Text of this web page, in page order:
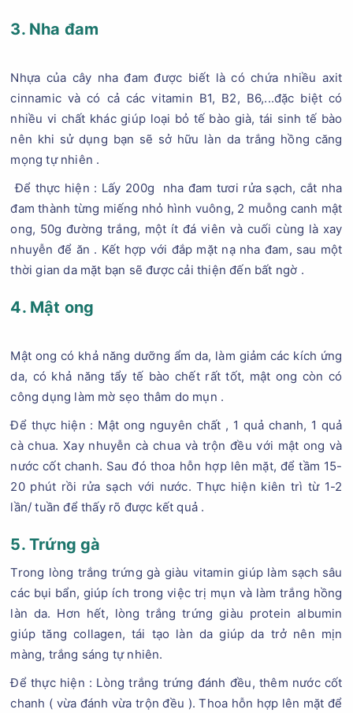
3. Nha đam
Nhựa của cây nha đam được biết là có chứa nhiều axit
cinnamic và có cả các vitamin B1, B2, B6,...đặc biệt có
nhiều vi chất khác giúp loại bỏ tế bào già, tái sinh tế bào
nên khi sử dụng bạn sẽ sở hữu làn da trắng hồng căng
mọng tự nhiên .
Để thực hiện : Lấy 200g nha đam tươi rửa sạch, cắt nha
đam thành từng miếng nhỏ hình vuông, 2 muỗng canh mật
ong, 50g đường trắng, một ít đá viên và cuối cùng là xay
nhuyễn để ăn . Kết hợp với đắp mặt nạ nha đam, sau một
thời gian da mặt bạn sẽ được cải thiện đến bất ngờ .
4. Mật ong
Mật ong có khả năng dưỡng ẩm da, làm giảm các kích ứng
da, có khả năng tẩy tế bào chết rất tốt, mật ong còn có
công dụng làm mờ sẹo thâm do mụn .
Để thực hiện : Mật ong nguyên chất , 1 quả chanh, 1 quả
cà chua. Xay nhuyễn cà chua và trộn đều với mật ong và
nước cốt chanh. Sau đó thoa hỗn hợp lên mặt, để tầm 15-
20 phút rồi rửa sạch với nước. Thực hiện kiên trì từ 1-2
lần/ tuần để thấy rõ được kết quả .
5. Trứng gà
Trong lòng trắng trứng gà giàu vitamin giúp làm sạch sâu
các bụi bẩn, giúp ích trong việc trị mụn và làm trắng hồng
làn da. Hơn hết, lòng trắng trứng giàu protein albumin
giúp tăng collagen, tái tạo làn da giúp da trở nên mịn
màng, trắng sáng tự nhiên.
Để thực hiện : Lòng trắng trứng đánh đều, thêm nước cốt
chanh ( vừa đánh vừa trộn đều ). Thoa hỗn hợp lên mặt để